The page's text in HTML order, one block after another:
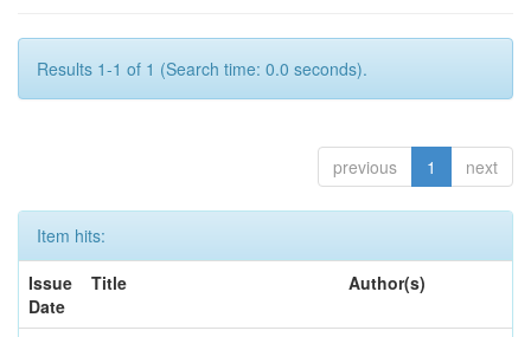
Results 1-1 of 1 (Search time: 0.0 seconds).
previous 1 next
Item hits:
Issue
Date
Title Author(s)